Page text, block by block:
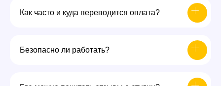
Как часто и куда переводится оплата?
Безопасно ли работать?